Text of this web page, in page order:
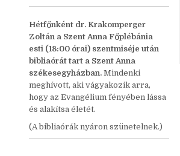
Hétfőnként dr. Krakomperger
Zoltán a Szent Anna Főplébánia
esti (18:00 órai) szentmiséje után
bibliaórát tart a Szent Anna
székesegyházban. Mindenki
meghívott, aki vágyakozik arra,
hogy az Evangélium fényében lássa
és alakítsa életét.
(A bibliaórák nyáron szünetelnek.)